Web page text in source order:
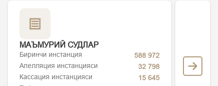
МАЪМУРИЙ СУДЛАР
Биринчи инстанция
588 972
Апелляция инстанцияси
32 798
Кассация инстанцияси
15 645